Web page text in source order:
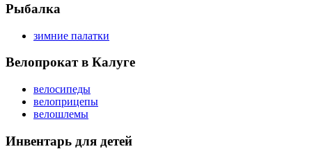
Рыбалка
зимние палатки
Велопрокат в Калуге
велосипеды
велоприцепы
велошлемы
Инвентарь для детей